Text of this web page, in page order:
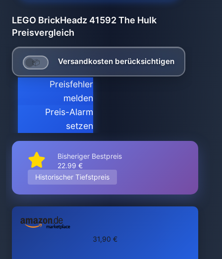
LEGO BrickHeadz 41592 The Hulk
Preisvergleich
Versandkosten berücksichtigen
Preisfehler
melden
Preis-Alarm
setzen
Bisheriger Bestpreis
22.99 €
Historischer Tiefstpreis
31,90 €